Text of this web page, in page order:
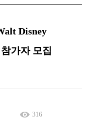
Disney
가자 모집
316